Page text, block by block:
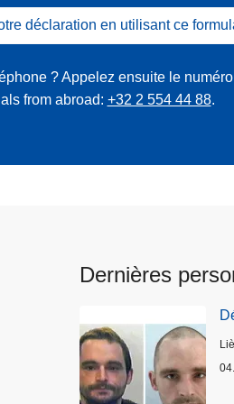
déclaration en utilisant ce
? Appelez ensuite le
from abroad: +32 2 554 44 88.
Dernières